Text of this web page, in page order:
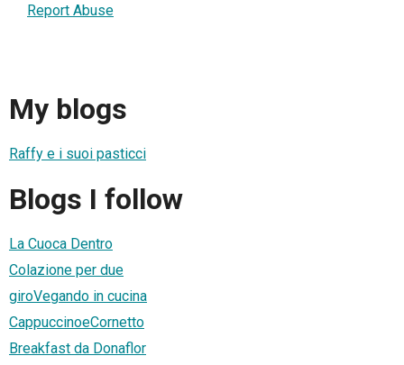
Report Abuse
My blogs
Raffy e i suoi pasticci
Blogs I follow
La Cuoca Dentro
Colazione per due
giroVegando in cucina
CappuccinoeCornetto
Breakfast da Donaflor